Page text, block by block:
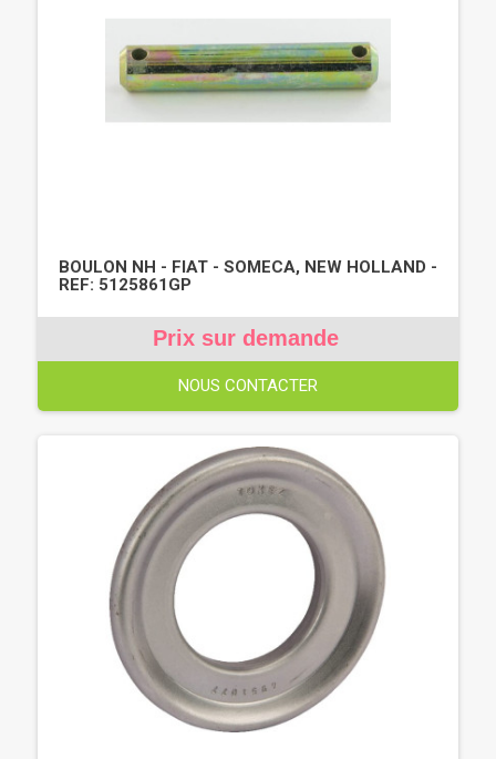
BOULON NH - FIAT - SOMECA, NEW HOLLAND -
REF: 5125861GP
Prix sur demande
NOUS CONTACTER